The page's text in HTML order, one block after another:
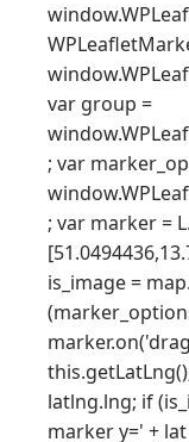
var group =
; var
; var marker =
is_image =
latlng.lng; if
marker y=' +